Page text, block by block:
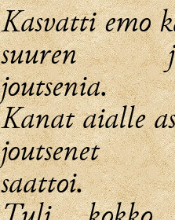
Kasvatti emo
suuren
joutsenia.
Kanat aialle
joutsenet
saattoi.